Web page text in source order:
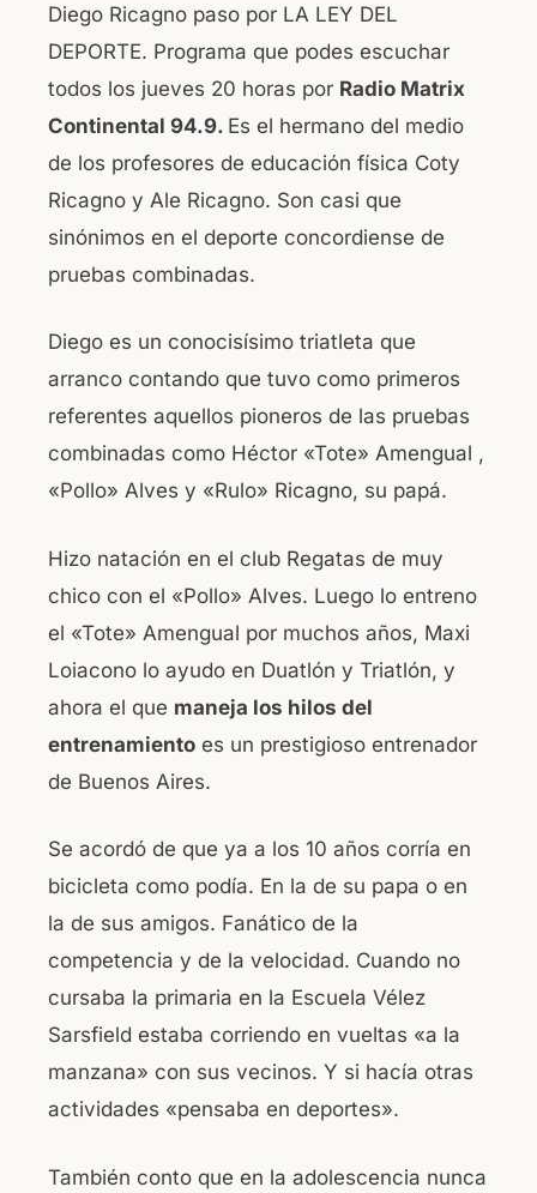
c
e
b
o
o
k
at
s
A
p
p
Diego Ricagno paso por LA LEY DEL
DEPORTE. Programa que podes escuchar
todos los jueves 20 horas por Radio Matrix
Continental 94.9. Es el hermano del medio
de los profesores de educación física Coty
Ricagno y Ale Ricagno. Son casi que
sinónimos en el deporte concordiense de
pruebas combinadas.
Diego es un conocisísimo triatleta que
arranco contando que tuvo como primeros
referentes aquellos pioneros de las pruebas
combinadas como Héctor «Tote» Amengual ,
«Pollo» Alves y «Rulo» Ricagno, su papá.
Hizo natación en el club Regatas de muy
chico con el «Pollo» Alves. Luego lo entreno
el «Tote» Amengual por muchos años, Maxi
Loiacono lo ayudo en Duatlón y Triatlón, y
ahora el que maneja los hilos del
entrenamiento es un prestigioso entrenador
de Buenos Aires.
Se acordó de que ya a los 10 años corría en
bicicleta como podía. En la de su papa o en
la de sus amigos. Fanático de la
competencia y de la velocidad. Cuando no
cursaba la primaria en la Escuela Vélez
Sarsfield estaba corriendo en vueltas «a la
manzana» con sus vecinos. Y si hacía otras
actividades «pensaba en deportes».
También conto que en la adolescencia nunca